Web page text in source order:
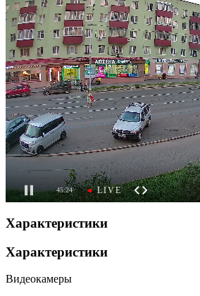
Характеристики
Характеристики
Видеокамеры